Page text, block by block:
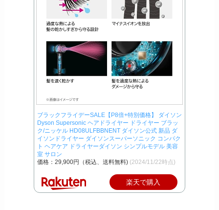
ブラックフライデーSALE【P8倍+特別価格】 ダイソン
Dyson Supersonic ヘアドライヤー ドライヤー ブラッ
ク/ニッケル HD08ULFBBNENT ダイソン公式 新品 ダ
イソンドライヤー ダイソンスーパーソニック コンパク
ト ヘアケア ドライヤーダイソン シンプルモデル 美容
室 サロン
価格：29,900円（税込、送料無料) (2024/11/22時点)
楽天で購入